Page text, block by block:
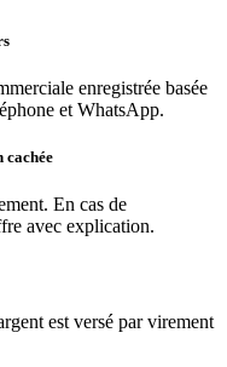
enregistrée basée
et WhatsApp.
cachée
En cas de
avec explication.
est versé par virement